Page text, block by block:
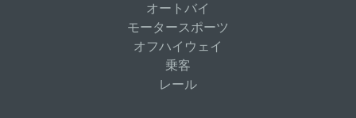
オートバイ
モータースポーツ
オフハイウェイ
乗客
レール